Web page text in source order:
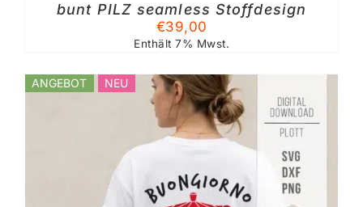
bunt PILZ seamless Stoffdesign
€39,00
Enthält 7% Mwst.
ANGEBOT NEU